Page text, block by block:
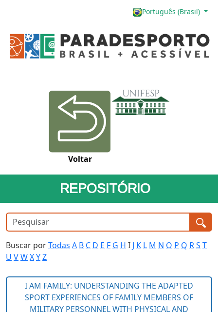
Português (Brasil)
Voltar
REPOSITÓRIO
Buscar porTodas A B C D E F G H I J K L M N O P Q RS T
U VWXYZ